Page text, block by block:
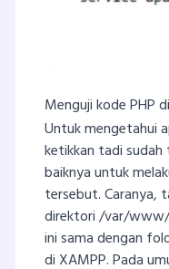
Menguji kode PHP di
Untuk mengetahui
ketikkan tadi sudah
baiknya untuk
tersebut. Caranya,
direktori /var/
ini sama dengan
di XAMPP. Pada